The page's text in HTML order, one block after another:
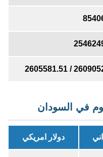
2609052.40 /
في السودان
دولار امريكي